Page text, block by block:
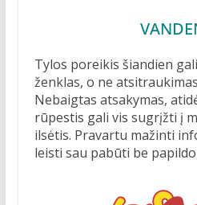
Tylos poreikis šiandien
ženklas, o ne
Nebaigtas atsakymas,
rūpestis gali vis sugrįžti į
ilsėtis. Pravartu mažinti
leisti sau pabūti be